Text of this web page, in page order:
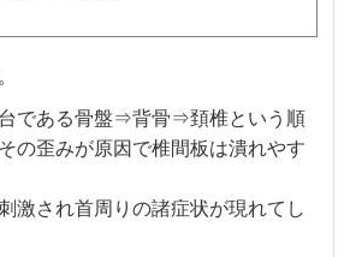
である骨盤⇒背骨⇒頚椎という順
の歪みが原因で椎間板は潰れやす
激され首周りの諸症状が現れてし